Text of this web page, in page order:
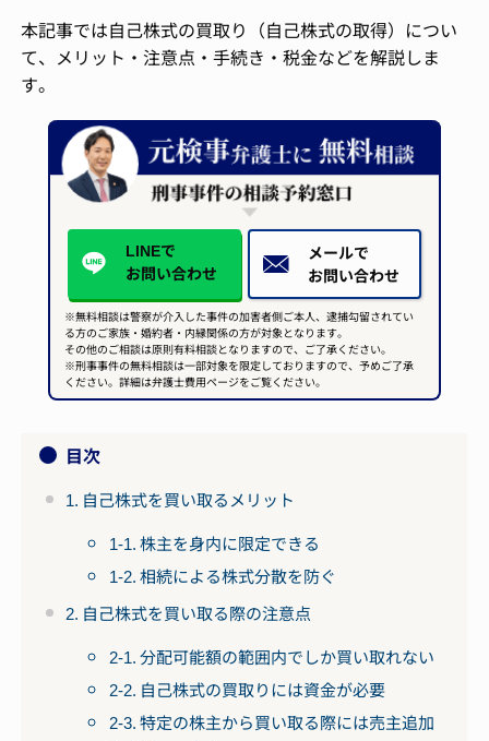
本記事では自己株式の買取り（自己株式の取得）につい
て、メリット・注意点・手続き・税金などを解説しま
す。
メールで
お問い合わせ
LINEで
お問い合わせ
※無料相談は警察が介入した事件の加害者側ご本人、逮捕勾留されてい
る方のご家族・婚約者・内縁関係の方が対象となります。
その他のご相談は原則有料相談となりますので、ご了承ください。
※刑事事件の無料相談は一部対象を限定しておりますので、予めご了承
ください。詳細は弁護士費用ページをご覧ください。
目次
1. 自己株式を買い取るメリット
1-1. 株主を身内に限定できる
1-2. 相続による株式分散を防ぐ
2. 自己株式を買い取る際の注意点
2-1. 分配可能額の範囲内でしか買い取れない
2-2. 自己株式の買取りには資金が必要
2-3. 特定の株主から買い取る際には売主追加